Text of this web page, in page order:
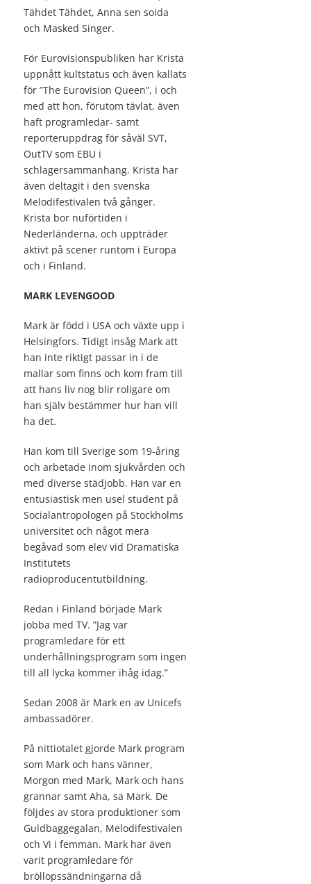
Tähdet Tähdet, Anna sen soida
och Masked Singer.
För Eurovisionspubliken har Krista
uppnått kultstatus och även kallats
för ”The Eurovision Queen”, i och
med att hon, förutom tävlat, även
haft programledar- samt
reporteruppdrag för såväl SVT,
OutTV som EBU i
schlagersammanhang. Krista har
även deltagit i den svenska
Melodifestivalen två gånger.
Krista bor nuförtiden i
Nederländerna, och uppträder
aktivt på scener runtom i Europa
och i Finland.
MARK LEVENGOOD
Mark är född i USA och växte upp i
Helsingfors. Tidigt insåg Mark att
han inte riktigt passar in i de
mallar som finns och kom fram till
att hans liv nog blir roligare om
han själv bestämmer hur han vill
ha det.
Han kom till Sverige som 19-åring
och arbetade inom sjukvården och
med diverse städjobb. Han var en
entusiastisk men usel student på
Socialantropologen på Stockholms
universitet och något mera
begåvad som elev vid Dramatiska
Institutets
radioproducentutbildning.
Redan i Finland började Mark
jobba med TV. ”Jag var
programledare för ett
underhållningsprogram som ingen
till all lycka kommer ihåg idag.”
Sedan 2008 är Mark en av Unicefs
ambassadörer.
På nittiotalet gjorde Mark program
som Mark och hans vänner,
Morgon med Mark, Mark och hans
grannar samt Aha, sa Mark. De
följdes av stora produktioner som
Guldbaggegalan, Melodifestivalen
och Vi i femman. Mark har även
varit programledare för
bröllopssändningarna då